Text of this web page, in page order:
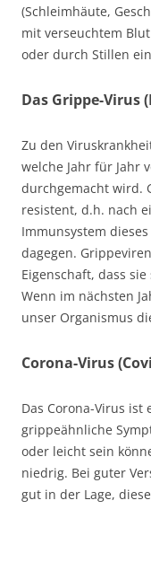
(Schleimhäute,
mit verseuchtem
oder durch Stillen
Das Grippe-Virus
Zu den
welche Jahr für Jahr
durchgemacht wird.
resistent, d.h. nach
Immunsystem
dagegen.
Eigenschaft, dass
Wenn im nächsten
unser Organismus
Corona-Virus
Das Corona-Virus ist
grippeähnliche
oder leicht sein
niedrig. Bei guter
gut in der Lage,